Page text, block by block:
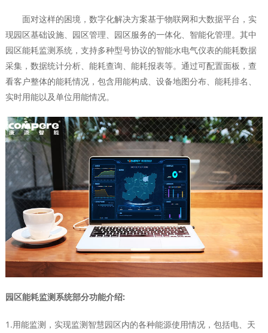
面对这样的困境，数字化解决方案基于物联网和大数据平台，实
现园区基础设施、园区管理、园区服务的一体化、智能化管理。其中
园区能耗监测系统，支持多种型号协议的智能水电气仪表的能耗数据
采集，数据统计分析、能耗查询、能耗报表等。通过可配置面板，查
看客户整体的能耗情况，包含用能构成、设备地图分布、能耗排名、
实时用能以及单位用能情况。
园区能耗监测系统部分功能介绍:
1.用能监测，实现监测智慧园区内的各种能源使用情况，包括电、天